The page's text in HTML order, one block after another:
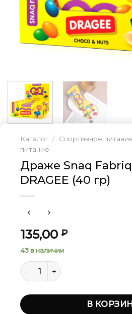
Каталог / Спортивное
питание
Драже Snaq Fabriq
DRAGEE (40 гр)
135,00 ₽
43 в наличии
Количество товара Драже
В
Меню
Каталог
Меню
Каталог
Меню
Каталог